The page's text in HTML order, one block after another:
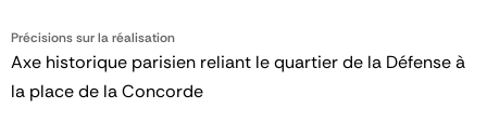
Précisions sur la réalisation
Axe historique parisien reliant le quartier de la Défense à
la place de la Concorde